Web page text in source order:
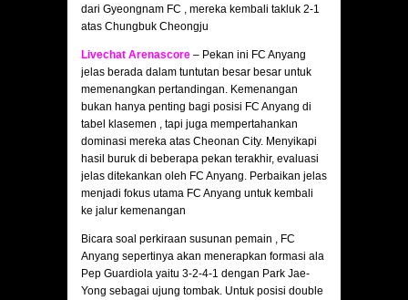
dari Gyeongnam FC , mereka kembali takluk 2-1
atas Chungbuk Cheongju
Livechat Arenascore – Pekan ini FC Anyang
jelas berada dalam tuntutan besar besar untuk
memenangkan pertandingan. Kemenangan
bukan hanya penting bagi posisi FC Anyang di
tabel klasemen , tapi juga mempertahankan
dominasi mereka atas Cheonan City. Menyikapi
hasil buruk di beberapa pekan terakhir, evaluasi
jelas ditekankan oleh FC Anyang. Perbaikan jelas
menjadi fokus utama FC Anyang untuk kembali
ke jalur kemenangan
Bicara soal perkiraan susunan pemain , FC
Anyang sepertinya akan menerapkan formasi ala
Pep Guardiola yaitu 3-2-4-1 dengan Park Jae-
Yong sebagai ujung tombak. Untuk posisi double